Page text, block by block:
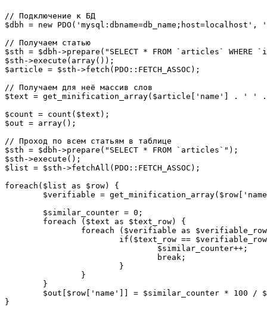
// Подключение к БД
$dbh = new
// Получаем статью
$sth = $dbh->prepare("SELECT * FROM `articles`
$sth->execute(array());
$article = $sth->fetch(PDO::FETCH_ASSOC);
// Получаем для неё массив слов
$text = get_minification_array($article['name'] .
$count = count($text);
$out = array();
// Проход по всем статьям в таблице
$sth = $dbh->prepare("SELECT * FROM `articles`");
$sth->execute();
$list = $sth->fetchAll(PDO::FETCH_ASSOC);
foreach($list as $row) {
}